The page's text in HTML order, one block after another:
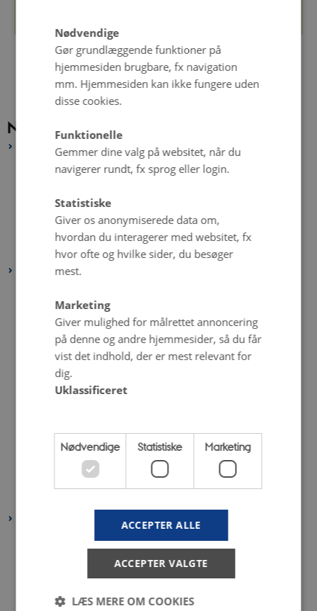
Nyhedsarkiv
juni 2026(2 poster)
marts 2026(2 poster)
(3 poster)
januar 2026(3 poster)
november 2025(2 poster)
oktober 2025
(6 poster)
september 2025(1 post)
august 2025
juni 2025(2 poster)
april 2025(2 poster)
(2 poster)
februar 2025(2 poster)
december 2024(2 poster)
(3 poster)
oktober 2024(2 poster)
september 2024(4 poster)
Nødvendige
Gør grundlæggende funktioner på
hjemmesiden brugbare, fx navigation
mm. Hjemmesiden kan ikke fungere uden
disse cookies.
Funktionelle
Gemmer dine valg på websitet, når du
navigerer rundt, fx sprog eller login.
Statistiske
Giver os anonymiserede data om,
hvordan du interagerer med websitet, fx
hvor ofte og hvilke sider, du besøger
mest.
Marketing
Giver mulighed for målrettet annoncering
på denne og andre hjemmesider, så du får
vist det indhold, der er mest relevant for
dig.
Uklassificeret
Nødvendige Statistiske Marketing
ACCEPTER ALLE
ACCEPTER VALGTE
LÆS MERE OM COOKIES